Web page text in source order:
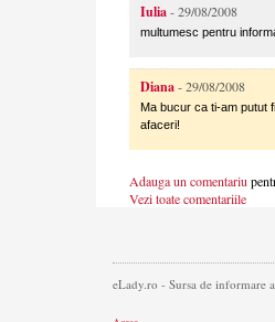
Iulia- 29/08/2008
multumesc pentru
Diana- 29/08/2008
Ma bucur ca ti-am putut
afaceri!
Adauga un comentariu
Vezi toate comentariile
eLady.ro - Sursa de informare